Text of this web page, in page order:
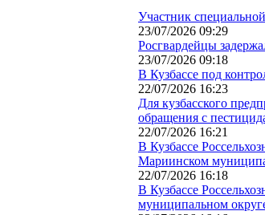
Участник
23/07/2026 09:29
Росгвардейцы
23/07/2026 09:18
В Кузбассе под
22/07/2026 16:23
Для кузбасского
обращения с
22/07/2026 16:21
В Кузбассе
Мариинском
22/07/2026 16:18
В Кузбассе
муниципальном